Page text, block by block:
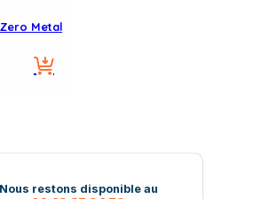
la
du
produit
Metal
Nous restons disponible au